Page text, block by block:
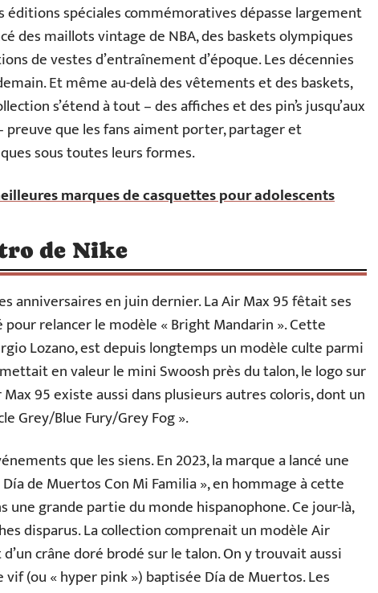
spéciales commémoratives dépasse largement
des maillots vintage de NBA, des baskets olympiques
de vestes d’entraînement d’époque. Les décennies
Et même au-delà des vêtements et des baskets,
s’étend à tout – des affiches et des pin’s jusqu’aux
preuve que les fans aiment porter, partager et
sous toutes leurs formes.
marques de casquettes pour adolescents
de Nike
anniversaires en juin dernier. La Air Max 95 fêtait ses
relancer le modèle « Bright Mandarin ». Cette
Lozano, est depuis longtemps un modèle culte parmi
en valeur le mini Swoosh près du talon, le logo sur
95 existe aussi dans plusieurs autres coloris, dont un
Grey/Blue Fury/Grey Fog ».
que les siens. En 2023, la marque a lancé une
de Muertos Con Mi Familia », en hommage à cette
grande partie du monde hispanophone. Ce jour-là,
disparus. La collection comprenait un modèle Air
crâne doré brodé sur le talon. On y trouvait aussi
(ou « hyper pink ») baptisée Día de Muertos. Les